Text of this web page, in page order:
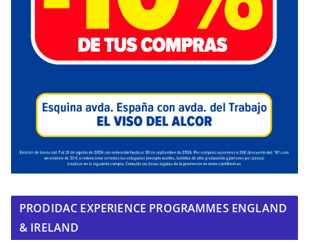
PRODIDAC EXPERIENCE PROGRAMMES ENGLAND
& IRELAND